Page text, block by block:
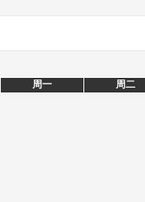
周一 周二